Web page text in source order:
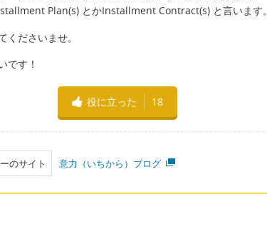
Plan(s) とかInstallment Contract(s) と言います。
ださいませ。
です！
役に立った 18
のサイト 意力（いちから）ブログ